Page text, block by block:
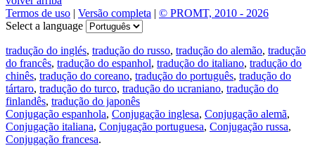
Termos de uso | Versão completa | © PROMT, 2010 - 2026
Select a language
tradução do inglés, tradução do russo, tradução do alemão, tradução
do francês, tradução do espanhol, tradução do italiano, tradução do
chinês, tradução do coreano, tradução do português, tradução do
tártaro, tradução do turco, tradução do ucraniano, tradução do
finlandês, tradução do japonês
Conjugação espanhola, Conjugação inglesa, Conjugação alemã,
Conjugação italiana, Conjugação portuguesa, Conjugação russa,
Conjugação francesa.